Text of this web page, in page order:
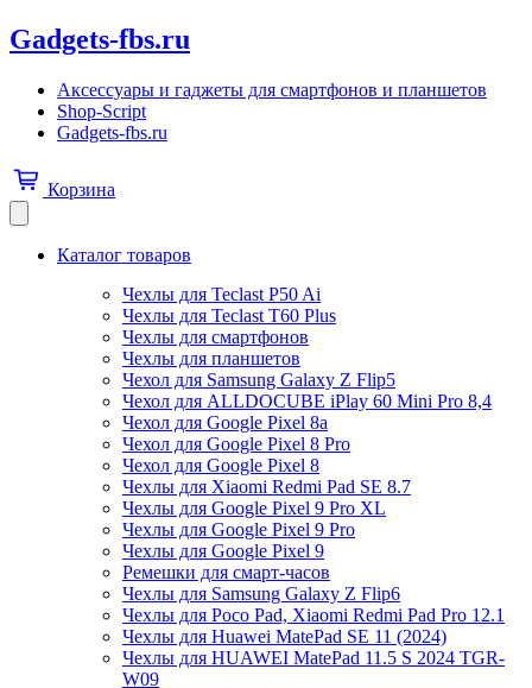
Gadgets-fbs.ru
Аксессуары и гаджеты для смартфонов и планшетов
Shop-Script
Gadgets-fbs.ru
Корзина
Каталог товаров
Чехлы для Teclast P50 Ai
Чехлы для Teclast T60 Plus
Чехлы для смартфонов
Чехлы для планшетов
Чехол для Samsung Galaxy Z Flip5
Чехол для ALLDOCUBE iPlay 60 Mini Pro 8,4
Чехол для Google Pixel 8a
Чехол для Google Pixel 8 Pro
Чехол для Google Pixel 8
Чехлы для Xiaomi Redmi Pad SE 8.7
Чехлы для Google Pixel 9 Pro XL
Чехлы для Google Pixel 9 Pro
Чехлы для Google Pixel 9
Ремешки для смарт-часов
Чехлы для Samsung Galaxy Z Flip6
Чехлы для Poco Pad, Xiaomi Redmi Pad Pro 12.1
Чехлы для Huawei MatePad SE 11 (2024)
Чехлы для HUAWEI MatePad 11.5 S 2024 TGR-
W09